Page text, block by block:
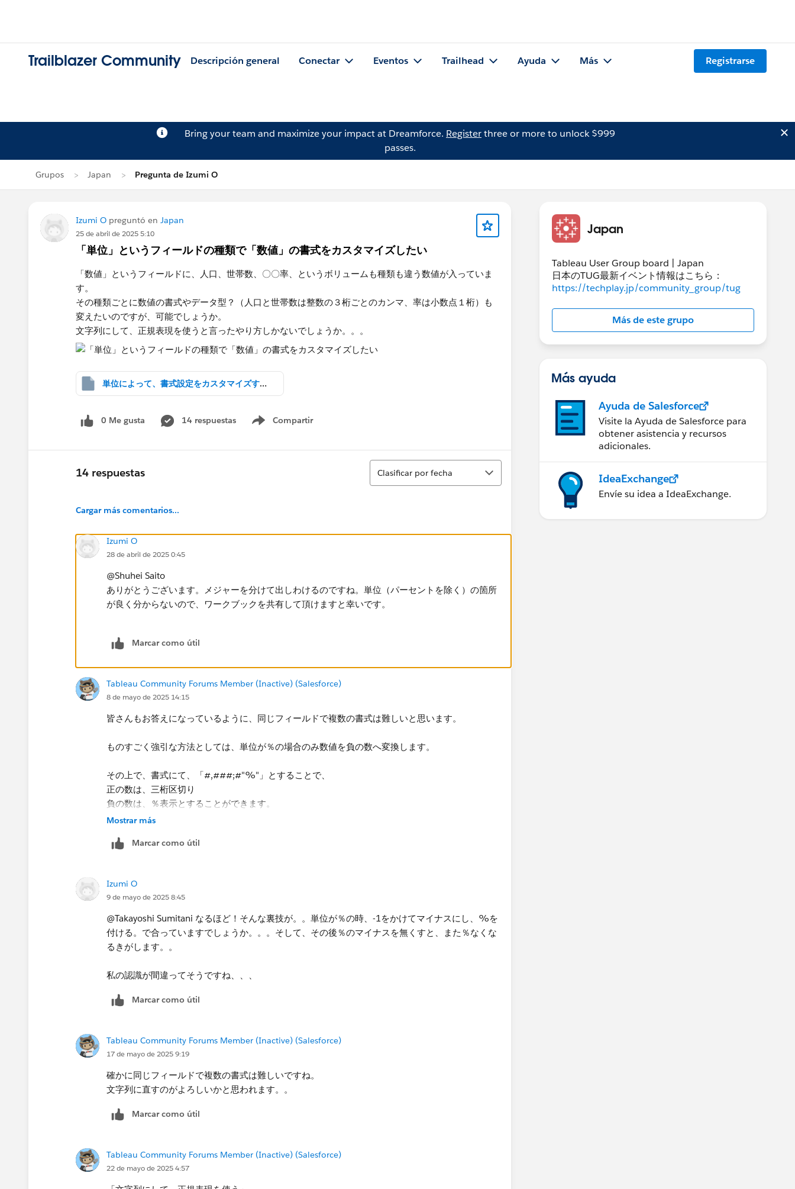
Trailblazer Community Descripción general Conectar Eventos Trailhead Ayuda Más Registrarse
Bring your team and maximize your impact at Dreamforce. Registerthree or more to unlock $999
passes.
Grupos Japan Pregunta de Izumi O
Izumi O preguntó en Japan
25 de abril de 2025 5:10
「単位」というフィールドの種類で「数値」の書式をカスタマイズしたい
「数値」というフィールドに、人口、世帯数、〇〇率、というボリュームも種類も違う数値が入っていま
す。
その種類ごとに数値の書式やデータ型？（人口と世帯数は整数の３桁ごとのカンマ、率は小数点１桁）​も
変えたいのですが、可能でしょうか。
文字列にして、​正規表現を使うと言ったやり方しかないでしょうか。。。
単位によって、書式設定をカスタマイズする.twbx
0 Me gusta 14 respuestas Compartir
Show menu
14 respuestas
Ordenar
Clasificar por fecha
Cargar más comentarios...
Izumi O
28 de abril de 2025 0:45
@Shuhei Saito​
ありがとうございます。メジャーを分けて出しわけるのですね。単位（パーセントを除く）の箇所
が良く分からないので、ワークブックを共有して頂けますと幸いです。
Marcar como útil
Tableau Community Forums Member (Inactive) (Salesforce)
8 de mayo de 2025 14:15
皆さんもお答えになっているように、同じフィールドで複数の書式は難しいと思います。
ものすごく強引な方法としては、単位が％の場合のみ数値を負の数へ変換します。
その上で、書式にて、「#,###;#"%"」とすることで、
正の数は、三桁区切り
負の数は、％表示とすることができます。
Mostrar más
Marcar como útil
Izumi O
9 de mayo de 2025 8:45
@Takayoshi Sumitani​ なるほど！そんな裏技が。。単位が％の時、-1をかけてマイナスにし、%を
付ける。で合っていますでしょうか。。。そして、その後％のマイナスを無くすと、また％なくな
るきがします。。
私の認識が間違ってそうですね、、、​
Marcar como útil
Tableau Community Forums Member (Inactive) (Salesforce)
17 de mayo de 2025 9:19
確かに同じフィールドで複数の書式は難しいですね。
文字列に直すのがよろしいかと思われます。。
Marcar como útil
Tableau Community Forums Member (Inactive) (Salesforce)
22 de mayo de 2025 4:57
Japan
Tableau User Group board | Japan
日本のTUG最新イベント情報はこちら：
https://techplay.jp/community_group/tug
Más de este grupo
Más ayuda
Ayuda de Salesforce
Visite la Ayuda de Salesforce para
obtener asistencia y recursos
adicionales.
IdeaExchange
Envíe su idea a IdeaExchange.